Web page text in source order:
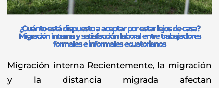
¿Cuánto está dispuesto a aceptar por estar lejos de casa?
Migración interna y satisfacción laboral entre trabajadores
formales e informales ecuatorianos
Migración interna Recientemente, la migración
y la distancia migrada afectan